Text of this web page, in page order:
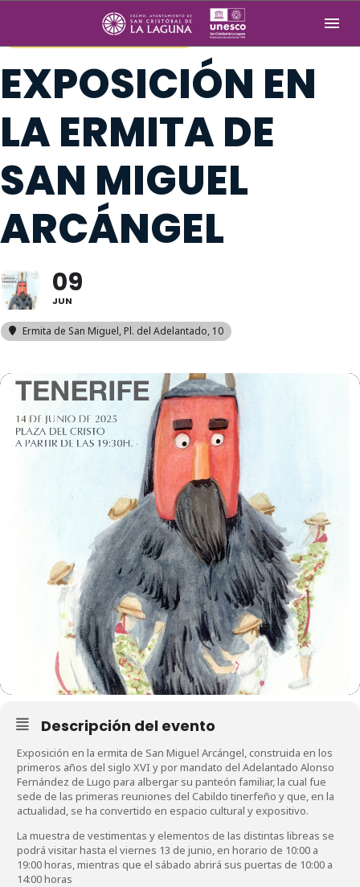
THIS IS A REPEATING EVENT 10, JUNIO (MARTES) 10:00
EXPOSICIÓN EN
LA ERMITA DE
SAN MIGUEL
ARCÁNGEL
09
JUN
Ermita de San Miguel, Pl. del Adelantado, 10
Descripción del evento
Exposición en la ermita de San Miguel Arcángel, construida en los
primeros años del siglo XVI y por mandato del Adelantado Alonso
Fernández de Lugo para albergar su panteón familiar, la cual fue
sede de las primeras reuniones del Cabildo tinerfeño y que, en la
actualidad, se ha convertido en espacio cultural y expositivo.
La muestra de vestimentas y elementos de las distintas libreas se
podrá visitar hasta el viernes 13 de junio, en horario de 10:00 a
19:00 horas, mientras que el sábado abrirá sus puertas de 10:00 a
14:00 horas